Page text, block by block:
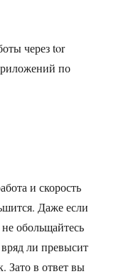
через tor
по
и скорость
Даже если
обольщайтесь
ли превысит
Зато в ответ вы